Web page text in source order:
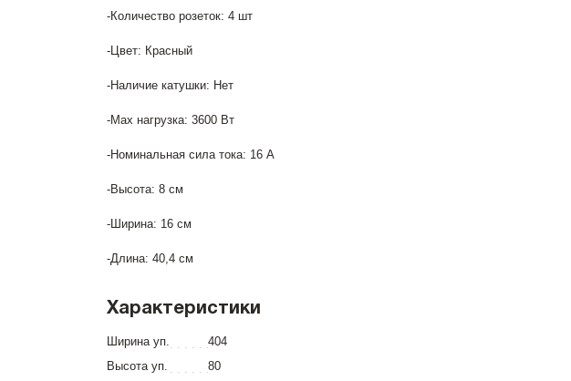
-Количество розеток: 4 шт
-Цвет: Красный
-Наличие катушки: Нет
-Max нагрузка: 3600 Вт
-Номинальная сила тока: 16 А
-Высота: 8 см
-Ширина: 16 см
-Длина: 40,4 см
Характеристики
Ширина уп.
404
Высота уп.
80